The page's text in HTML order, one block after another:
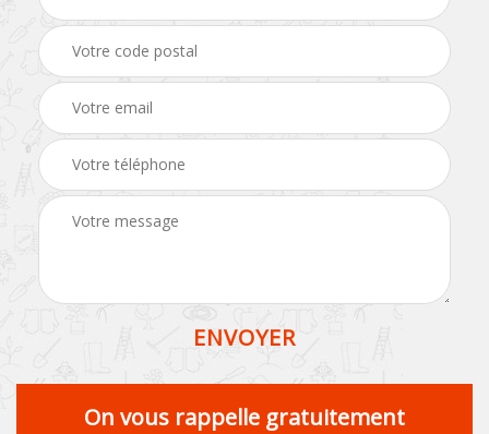
On vous rappelle gratuitement